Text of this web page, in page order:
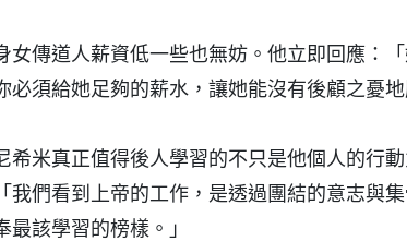
傳道人薪資低一些也無妨。他立即回應：「
須給她足夠的薪水，讓她能沒有後顧之憂地
希米真正值得後人學習的不只是他個人的行
我們看到上帝的工作，是透過團結的意志與
該學習的榜樣。」